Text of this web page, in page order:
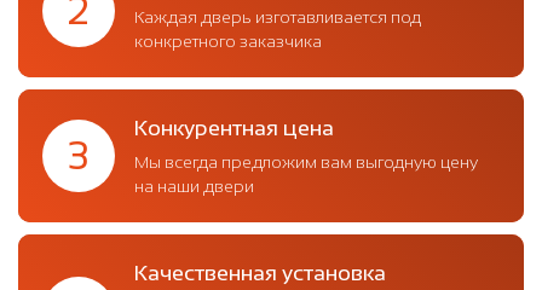
2
Каждая дверь изготавливается под
конкретного заказчика
3
Конкурентная цена
Мы всегда предложим вам выгодную цену
на наши двери
Качественная установка